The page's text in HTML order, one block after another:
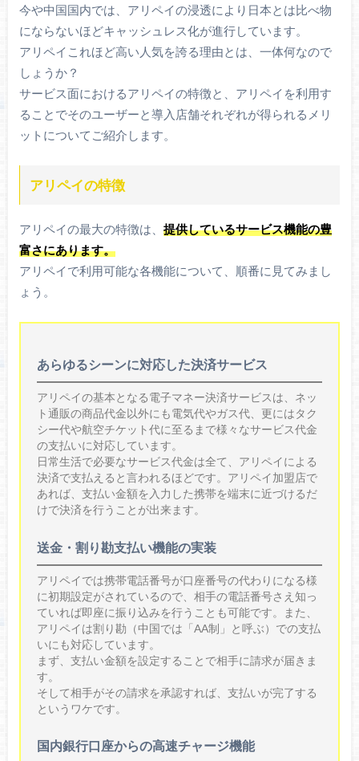
今や中国国内では、アリペイの浸透により日本とは比べ物
にならないほどキャッシュレス化が進行しています。
アリペイこれほど高い人気を誇る理由とは、一体何なので
しょうか？
サービス面におけるアリペイの特徴と、アリペイを利用す
ることでそのユーザーと導入店舗それぞれが得られるメリ
ットについてご紹介します。
アリペイの特徴
アリペイの最大の特徴は、 提供しているサービス機能の豊
富さにあります。
アリペイで利用可能な各機能について、順番に見てみまし
ょう。
あらゆるシーンに対応した決済サービス
アリペイの基本となる電子マネー決済サービスは、ネッ
ト通販の商品代金以外にも電気代やガス代、更にはタク
シー代や航空チケット代に至るまで様々なサービス代金
の支払いに対応しています。
日常生活で必要なサービス代金は全て、アリペイによる
決済で支払えると言われるほどです。アリペイ加盟店で
あれば、支払い金額を入力した携帯を端末に近づけるだ
けで決済を行うことが出来ます。
送金・割り勘支払い機能の実装
アリペイでは携帯電話番号が口座番号の代わりになる様
に初期設定がされているので、相手の電話番号さえ知っ
ていれば即座に振り込みを行うことも可能です。また、
アリペイは割り勘（中国では「AA制」と呼ぶ）での支払
いにも対応しています。
まず、支払い金額を設定することで相手に請求が届きま
す。
そして相手がその請求を承認すれば、支払いが完了する
というワケです。
国内銀行口座からの高速チャージ機能